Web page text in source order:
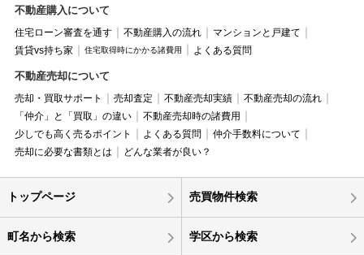
不動産購入について
住宅ローン審査を通す 不動産購入の流れ
マンションと戸建て
賃貸vs持ち家
住宅取得時にかかる諸費用 よくある質問
不動産売却について
売却・買取サポート 売却査定 不動産売却実績
不動産売却の流れ
「仲介」と「買取」の違い
不動産売却時の諸費用
少しでも高く売るポイント
よくある質問
仲介手数料について
売却に必要な書類とは
どんな業者が良い？
トップページ 売買物件検索
町名から検索 学区から検索